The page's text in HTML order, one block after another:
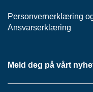
Personvernerklæring
Ansvarserklæring
Meld deg på vårt